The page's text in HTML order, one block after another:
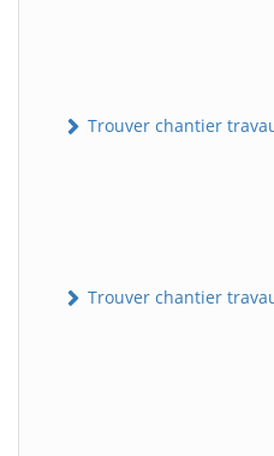
Trouver chantier
Trouver chantier